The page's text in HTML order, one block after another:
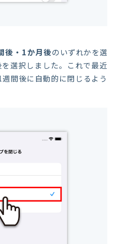
後・1か月後のいずれかを選
選択しました。これで最近
間後に自動的に閉じるよう